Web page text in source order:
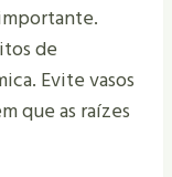
de
Evite vasos
que as raízes